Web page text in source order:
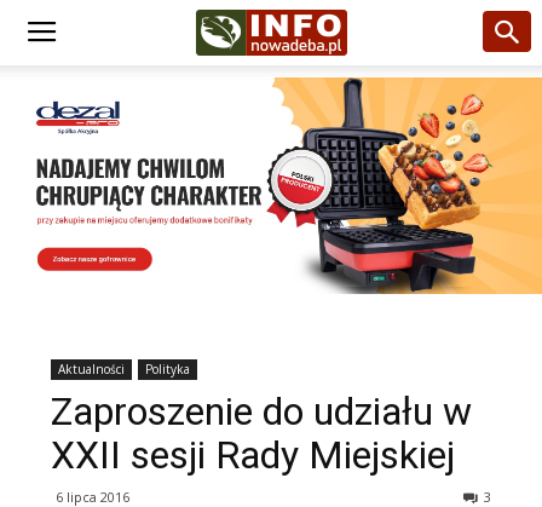
Aktualności Polityka
Zaproszenie do udziału w
XXII sesji Rady Miejskiej
6 lipca 2016 3